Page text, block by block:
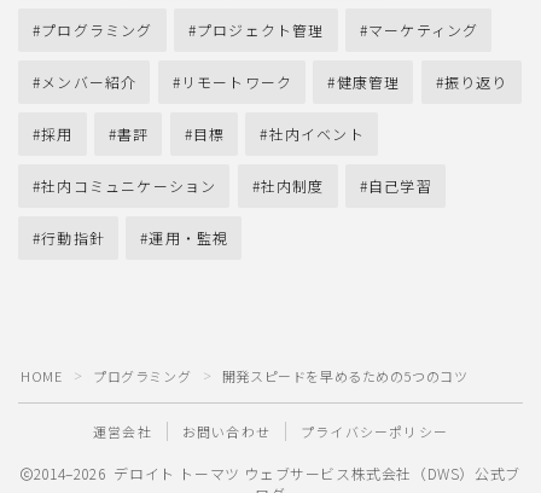
プログラミング プロジェクト管理 マーケティング
メンバー紹介 リモートワーク 健康管理 振り返り
採用 書評 目標 社内イベント
社内コミュニケーション 社内制度 自己学習
行動指針 運用・監視
HOME ＞ プログラミング ＞ 開発スピードを早めるための5つのコツ
運営会社 お問い合わせ プライバシーポリシー
2014–2026 デロイト トーマツ ウェブサービス株式会社（DWS）公式ブ